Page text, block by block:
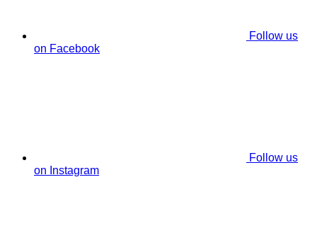
Follow us
on Facebook
Follow us
on Instagram